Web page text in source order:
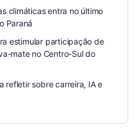
climáticas entra no último
Paraná
estimular participação de
mate no Centro-Sul do
refletir sobre carreira, IA e